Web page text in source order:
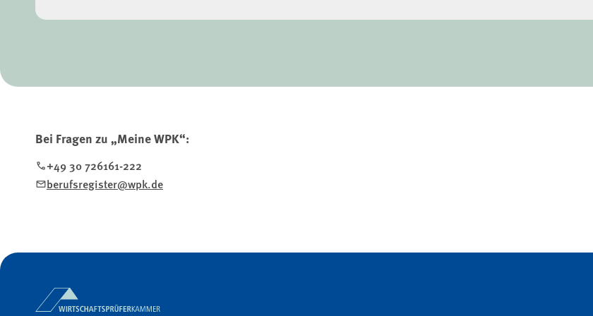
Bei Fragen zu „Meine WPK“:
+49 30 726161-222
berufsregister@wpk.de